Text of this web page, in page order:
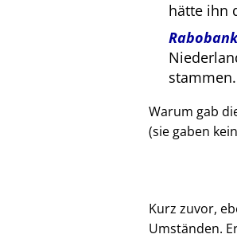
hätte ihn
Rabobank
stammen.
Warum gab
(sie gaben
Kurz zuvor,
Umständen.